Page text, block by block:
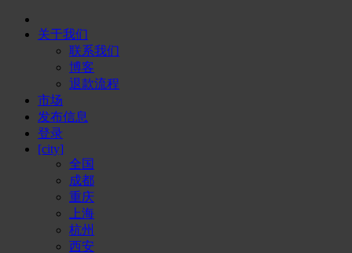
关于我们
联系我们
博客
退款流程
市场
发布信息
登录
[city]
全国
成都
重庆
上海
杭州
西安